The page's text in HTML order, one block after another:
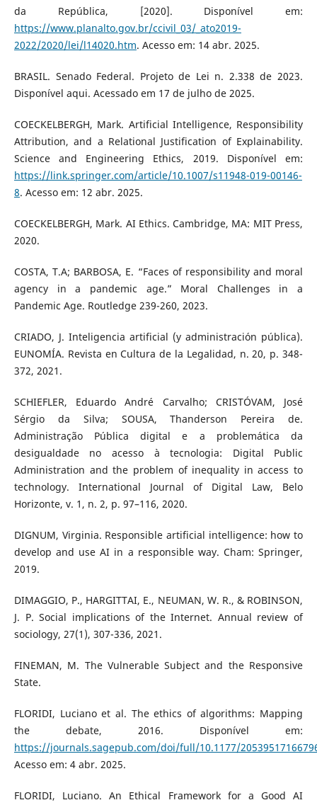
da República, [2020]. Disponível em:
https://www.planalto.gov.br/ccivil_03/_ato2019-
2022/2020/lei/l14020.htm. Acesso em: 14 abr. 2025.
BRASIL. Senado Federal. Projeto de Lei n. 2.338 de 2023.
Disponível aqui. Acessado em 17 de julho de 2025.
COECKELBERGH, Mark. Artificial Intelligence, Responsibility
Attribution, and a Relational Justification of Explainability.
Science and Engineering Ethics, 2019. Disponível em:
https://link.springer.com/article/10.1007/s11948-019-00146-
8. Acesso em: 12 abr. 2025.
COECKELBERGH, Mark. AI Ethics. Cambridge, MA: MIT Press,
2020.
COSTA, T.A; BARBOSA, E. “Faces of responsibility and moral
agency in a pandemic age.” Moral Challenges in a
Pandemic Age. Routledge 239-260, 2023.
CRIADO, J. Inteligencia artificial (y administración pública).
EUNOMÍA. Revista en Cultura de la Legalidad, n. 20, p. 348-
372, 2021.
SCHIEFLER, Eduardo André Carvalho; CRISTÓVAM, José
Sérgio da Silva; SOUSA, Thanderson Pereira de.
Administração Pública digital e a problemática da
desigualdade no acesso à tecnologia: Digital Public
Administration and the problem of inequality in access to
technology. International Journal of Digital Law, Belo
Horizonte, v. 1, n. 2, p. 97–116, 2020.
DIGNUM, Virginia. Responsible artificial intelligence: how to
develop and use AI in a responsible way. Cham: Springer,
2019.
DIMAGGIO, P., HARGITTAI, E., NEUMAN, W. R., & ROBINSON,
J. P. Social implications of the Internet. Annual review of
sociology, 27(1), 307-336, 2021.
FINEMAN, M. The Vulnerable Subject and the Responsive
State.
FLORIDI, Luciano et al. The ethics of algorithms: Mapping
the debate, 2016. Disponível em:
https://journals.sagepub.com/doi/full/10.1177/
Acesso em: 4 abr. 2025.
FLORIDI, Luciano. An Ethical Framework for a Good AI